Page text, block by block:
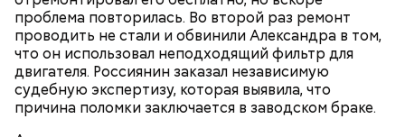
проблема повторилась. Во второй раз ремонт
проводить не стали и обвинили Александра в том,
что он использовал неподходящий фильтр для
двигателя. Россиянин заказал независимую
судебную экспертизу, которая выявила, что
причина поломки заключается в заводском браке.
кабачок;
брынза;
растительное масло;
помидоры черри либо грунтовые.